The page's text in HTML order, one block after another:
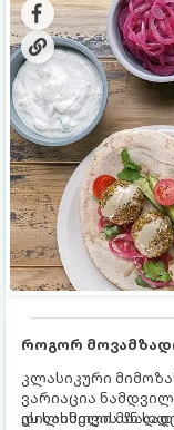
როგორ
კლასიკური
ვარიაცია
დილისთვის ან
ეს სასმელი